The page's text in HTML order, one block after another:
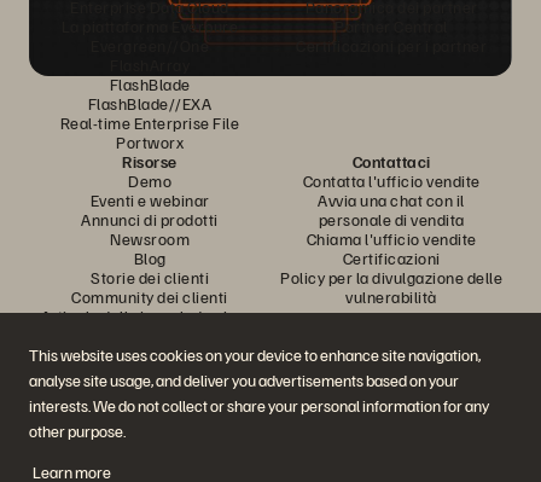
This website uses cookies on your device to enhance site navigation,
analyse site usage, and deliver you advertisements based on your
interests. We do not collect or share your personal information for any
other purpose.
Learn more
Enterprise Data Cloud
La piattaforma Everpure
FlashBlade
FlashBlade//EXA
Real-time Enterprise File
Portworx
Panoramica dei partner
Partner Central
Risorse
Demo
Eventi e webinar
Annunci di prodotti
Newsroom
Blog
Storie dei clienti
Community dei clienti
Articolo della knowledge base
Contattaci
Contatta l'ufficio vendite
Avvia una chat con il
personale di vendita
Chiama l'ufficio vendite
Certificazioni
Policy per la divulgazione delle
vulnerabilità
Partecipa alla conversazione
Segui tutti i canali social ufficiali di Everpure